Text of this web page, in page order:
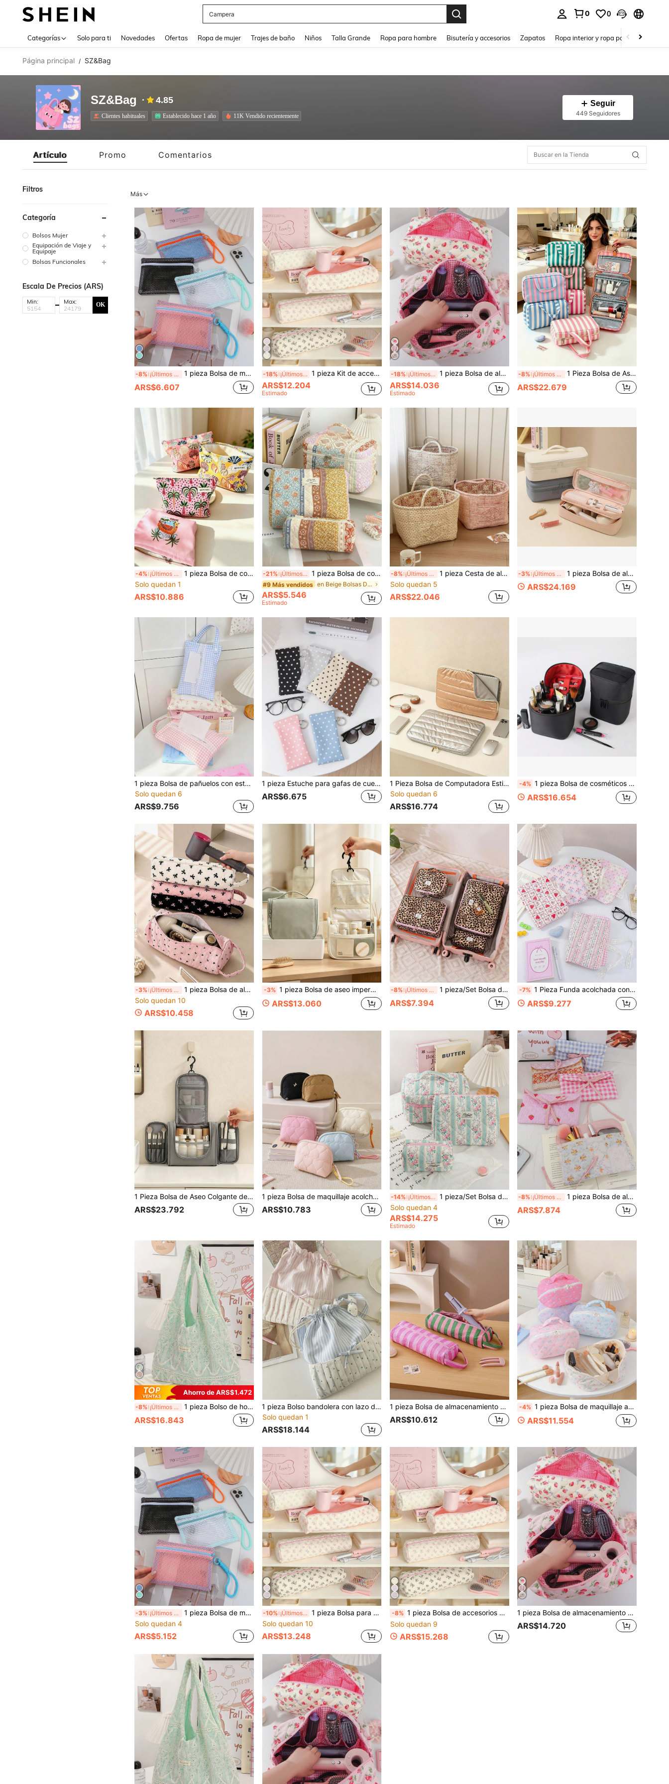
Campera
0 0
Categorías Solo para ti Novedades Ofertas Ropa de mujer Trajes de baño Niños Talla Grande Ropa para hombre Bisutería y accesorios Zapatos Ropa interior y ropa para dormir
Página principal / SZ&Bag
SZ&Bag 4.85
Clientes habituales Establecido hace 1 año 11K Vendido recientemente
Seguir
449 Seguidores
Artículo Promo Comentarios
Filtros
Categoría
Bolsos Mujer
Equipación de Viaje y
Equipaje
Bolsas Funcionales
Escala De Precios (ARS)
Min: Max: OK
Más
-8% ¡Últimos 3 días 1 pieza Bolsa de maquillaje de malla de color caramelo, bolsa de maquillaje portátil de gran capacidad con cremallera de moda casual, bolsa de almacenamiento multifunción, bolsa de maquillaje linda, caja de maquillaje, bolsa de almacenamiento de joyas, bolsa para brochas de maquillaje, bolsa para toallas sanitarias, bolsa para auriculares, billetera, bolsa para gafas, adecuada para el hogar, niñas, estudiantes, regalos de vacaciones, cumpleaños, Navidad, amigos, regalos del Día de la Madre
ARS$6.607
-18% ¡Últimos 3 días 1 pieza Kit de accesorios para el cabello con lazo floral, diseño a prueba de polvo, adecuado para secador de pelo y herramientas de peinado, tamaño portátil para viajes, lindo regalo para damas de honor y festividades
ARS$12.204
Estimado
-18% ¡Últimos 3 días 1 pieza Bolsa de almacenamiento acolchada con estampado de lazo de fresa lindo, bolsa de maquillaje, diseño de múltiples bolsillos para almacenar secador de pelo, pinzas para el cabello, artículos esenciales de viaje
ARS$14.036
Estimado
-8% ¡Últimos 3 días 1 Pieza Bolsa de Aseo con Separación Seco-Húmedo de 4 Pliegues a Rayas.Gran Capacidad para Cuidado de la Piel y Cosméticos.Accesorio de Viaje Portátil,Excelente Regalo para Mamá y Damas de Honor
ARS$22.679
-4% ¡Últimos 2 días
1 pieza Bolsa de cosméticos de mano con estampado de concha y árbol de coco. Bolsa multifuncional con cremallera para cuidado de la piel, joyas y artículos pequeños. Excelente regalo diario para mamá
Solo quedan 1
ARS$10.886
-21% ¡Últimos 3 días 1 pieza Bolsa de cosméticos acolchada de gran capacidad con patrón de flores aleatorias de contraste vintage, bolsa de maquillaje, bolsa de maquillaje, bolsa de cosméticos portátil de moda, viaje
#9 Más vendidos en Beige Bolsas De Maquillaje
ARS$5.546
Estimado
-8% ¡Últimos 3 días
1 pieza Cesta de almacenamiento acolchada con estampado, bolsa de almacenamiento portátil de gran capacidad, plegable, con asas, adecuada para mujeres y niñas, puede usarse como cesta de almacenamiento de cosméticos, cesta de almacenamiento de juguetes, cesta de almacenamiento de cuidado de la piel, cesta de almacenamiento de maquillaje para mujeres, cesta de almacenamiento multifuncional, cesta organizadora de cosméticos, decoración del hogar, decoración de sala de estar, dormitorio y baño
Solo quedan 5
ARS$22.046
-3% ¡Últimos 2 días 1 pieza Bolsa de almacenamiento de secador de pelo de doble capa de unicolor, bolsa para rizador de pelo portátil, gran espacio para herramientas de cabello y cosméticos, portátil para viajes y dormitorios.
ARS$24.169
1 pieza Bolsa de pañuelos con estampado de cuadrícula y flores con asa. Funda portátil para decoración del coche, el hogar y el dormitorio. Regalo práctico y encantador para mamá y amigos.
Solo quedan 6
ARS$9.756
1 pieza Estuche para gafas de cuero sintético con lunares. Cierre automático con clip, resistente a arañazos. Se adapta a todas las gafas para viajes, deportes y uso escolar.
ARS$6.675
1 Pieza Bolsa de Computadora Estilo Ins Acolchada, Bolsa Interior para Portátil de Mujer, Protección Ligera a Prueba de Golpes y Caídas para Tablet, Excelente Regalo para Amiga.
Solo quedan 6
ARS$16.774
-4% 1 pieza Bolsa de cosméticos de gran capacidad para viajes con bolsillos interiores&Bolsa de malla mini. Organizador multifuncional de cuidado de la piel, regalo de viaje ideal para mamá y amigos
ARS$16.654
-3% ¡Últimos 2 días
1 pieza Bolsa de almacenamiento para secador de pelo con estampado de lazo. Bolsa para rizador, gran espacio para herramientas de cabello & cosméticos. Portátil para viajes & dormitorio. Regalo de vuelta a la escuela & vacaciones
Solo quedan 10
ARS$10.458
-3% 1 pieza Bolsa de aseo impermeable de gran capacidad con gancho de unicolor, bolsa de maquillaje portátil para viajes, bolsa de cuidado de la piel y cosméticos, regalo de viaje perfecto para mamá y amigos
ARS$13.060
-8% ¡Últimos 3 días 1 pieza/Set Bolsa de viaje con estampado de leopardo, almacenamiento multifuncional para ropa, cosméticos y artículos esenciales diarios, adecuado para viajes, dormitorios, regalo de vuelta a la escuela
ARS$7.394
-7% 1 Pieza Funda acolchada con diseño floral para Biblia, protector de libro grande y portátil, bolsa de almacenamiento con múltiples compartimentos y cremallera, funda antipolvo a cuadros, para estudio bíblico, regalo para maestros y cumpleaños.
ARS$9.277
1 Pieza Bolsa de Aseo Colgante de Doble Apertura, Gran Capacidad para Cosméticos y Artículos de Tocador, Bolsa de Almacenamiento de Bolso, Ideal para Viajes, Cruceros, Escuela y Regalos.
ARS$23.792
1 pieza Bolsa de maquillaje acolchada con estampado de lazo y corazón, bolsa de cosméticos de viaje, estuche para lápiz labial, bolsa de almacenamiento de artículos de tocador, viaje, dormitorios, escuela. Regalo para niñas.
ARS$10.783
-14% ¡Últimos 3 días 1 pieza/Set Bolsa de maquillaje acolchada con rayas florales rosas clásicas de gran capacidad con cremallera, bolsa de almacenamiento de artículos de tocador vintage para viajes, adecuada para el hogar, viajes, actividades al aire libre, esencial de viaje para mujeres, vacaciones de verano, regreso a la escuela, puede almacenar brochas de maquillaje, productos para el cuidado de la piel y talla grande.
Solo quedan 4
ARS$14.275
Estimado
-8% ¡Últimos 3 días 1 pieza Bolsa de almacenamiento multifuncional acolchada con estampado de cuadros, flores y fresas, bolsa de maquillaje de gran capacidad, bolsa de almacenamiento de brochas de maquillaje, bolsa de almacenamiento de lápices labiales, bolsa de almacenamiento de productos para el cuidado de la piel, adecuada para brochas de maquillaje, lápices de cejas, lápices labiales, brillo de labios, esmalte de uñas, cosméticos, joyas y artículos pequeños, regalo para damas de honor, regalo de cumpleaños para amigos, regalo del Día de San Valentín, artículos esenciales de viaje, artículos esenciales de crucero, artículos esenciales de transporte
ARS$7.874
Ahorro de ARS$1.472
-8% ¡Últimos 3 días 1 pieza Bolso de hombro con encaje floral rosa, gran capacidad para portátil, cosméticos, auriculares, compresas sanitarias y artículos pequeños, estilo casual de moda
ARS$16.843
1 pieza Bolso bandolera con lazo dulce a rayas, bolso de hombro de gran capacidad, bolso de almacenamiento para viajes, bolso de maquillaje, bolso de almacenamiento con diseño de cordón, adecuado para mujeres, bolso de hombro, bolso de niña, bolso de hombro de niña, bolso bandolera de moda
Solo quedan 1
ARS$18.144
1 pieza Bolsa de almacenamiento de herramientas para el cabello a rayas. Gran capacidad para secadores de pelo y herramientas de peinado. Portátil para el hogar, viajes & dormitorios. Bonitos regalos de vacaciones para mamá
ARS$10.612
-4% 1 pieza Bolsa de maquillaje acolchada con lazo & floral. Con cremallera y múltiples compartimentos, gran apertura para fácil acceso. Contiene cosméticos & cuidado de la piel. Portátil para uso diario & viajes
ARS$11.554
-3% ¡Últimos 3 días
1 pieza Bolsa de maquillaje de malla de color caramelo, bolsa de maquillaje portátil de gran capacidad con cremallera de moda casual, bolsa de almacenamiento multifunción, bolsa de maquillaje linda, caja de maquillaje, bolsa de almacenamiento de joyas, bolsa de brochas de maquillaje, bolsa de toallas sanitarias, bolsa de auriculares, billetera, bolsa de gafas, adecuada para el hogar, niñas, estudiantes, regalos de vacaciones, cumpleaños, Navidad, amigos, regalos del Día de la Madre
Solo quedan 4
ARS$5.152
-10% ¡Últimos 3 días
1 pieza Bolsa para herramientas de cabello con cremallera y lazo dulce, a prueba de polvo, adecuada para secador de pelo y herramientas de peinado, portátil para viajes, lindo regalo para damas de honor y regalo festivo
Solo quedan 10
ARS$13.248
-8% 1 pieza Bolsa de accesorios para el cabello con lazo floral, a prueba de polvo, adecuada para secador de pelo y herramientas de peinado, tamaño portátil para viaje, lindo regalo para damas de honor y festividades
Solo quedan 9
ARS$15.268
1 pieza Bolsa de almacenamiento acolchada con estampado de lazo de fresa linda, diseño de múltiples bolsillos, puede almacenar secador de pelo, herramientas de peinado, rizador, peine, pinzas para el cabello, plancha, adecuada para el hogar y viajes, también se puede usar como bolsa de almacenamiento de cosméticos, bolsa de aseo, esencial de viaje
ARS$14.720